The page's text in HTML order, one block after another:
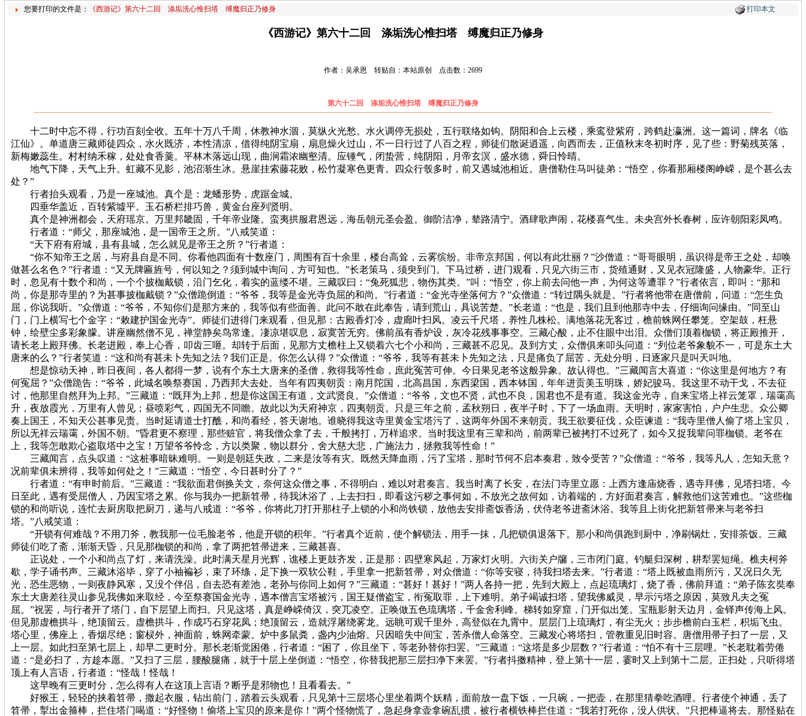
您要打印的文件是： 《西游记》第六十二回 涤垢洗心惟扫塔 缚魔归正乃修身 打印本文
《西游记》第六十二回 涤垢洗心惟扫塔 缚魔归正乃修身
作者：吴承恩 转贴自：本站原创 点击数：2699
第六十二回 涤垢洗心惟扫塔 缚魔归正乃修身
十二时中忘不得，行功百刻全收。五年十万八千周，休教神水涸，莫纵火光愁。水火调停无损处，五行联络如钩。阴阳和合上云楼，乘鸾登紫府，跨鹤赴瀛洲。这一篇词，牌名《临
江仙》。单道唐三藏师徒四众，水火既济，本性清凉，借得纯阴宝扇，扇息燥火过山，不一日行过了八百之程，师徒们散诞逍遥，向西而去，正值秋末冬初时序，见了些：野菊残英落，
新梅嫩蕊生。村村纳禾稼，处处食香羹。平林木落远山现，曲涧霜浓幽壑清。应锺气，闭蛰营，纯阴阳，月帝玄溟，盛水德，舜日怜晴。
地气下降，天气上升。虹藏不见影，池沼渐生冰。悬崖挂索藤花败，松竹凝寒色更青。四众行彀多时，前又遇城池相近。唐僧勒住马叫徒弟：“悟空，你看那厢楼阁峥嵘，是个甚么去
处？”
行者抬头观看，乃是一座城池。真个是：龙蟠形势，虎踞金城。
四垂华盖近，百转紫墟平。玉石桥栏排巧兽，黄金台座列贤明。
真个是神洲都会，天府瑶京。万里邦畿固，千年帝业隆。蛮夷拱服君恩远，海岳朝元圣会盈。御阶洁净，辇路清宁。酒肆歌声闹，花楼喜气生。未央宫外长春树，应许朝阳彩凤鸣。
行者道：“师父，那座城池，是一国帝王之所。”八戒笑道：
“天下府有府城，县有县城，怎么就见是帝王之所？”行者道：
“你不知帝王之居，与府县自是不同。你看他四面有十数座门，周围有百十余里，楼台高耸，云雾缤纷。非帝京邦国，何以有此壮丽？”沙僧道：“哥哥眼明，虽识得是帝王之处，却唤
做甚么名色？”行者道：“又无牌匾旌号，何以知之？须到城中询问，方可知也。”长老策马，须臾到门。下马过桥，进门观看，只见六街三市，货殖通财，又见衣冠隆盛，人物豪华。正行
时，忽见有十数个和尚，一个个披枷戴锁，沿门乞化，着实的蓝缕不堪。三藏叹曰：“兔死狐悲，物伤其类。”叫：“悟空，你上前去问他一声，为何这等遭罪？”行者依言，即叫：“那和
尚，你是那寺里的？为甚事披枷戴锁？”众僧跪倒道：“爷爷，我等是金光寺负屈的和尚。”行者道：“金光寺坐落何方？”众僧道：“转过隅头就是。”行者将他带在唐僧前，问道：“怎生负
屈，你说我听。”众僧道：“爷爷，不知你们是那方来的，我等似有些面善。此问不敢在此奉告，请到荒山，具说苦楚。”长老道：“也是，我们且到他那寺中去，仔细询问缘由。”同至山
门，门上横写七个金字：“敕建护国金光寺”。师徒们进得门来观看，但见那：古殿香灯冷，虚廊叶扫风。凌云千尺塔，养性几株松。满地落花无客过，檐前蛛网任攀笼。空架鼓，枉悬
钟，绘壁尘多彩象朦。讲座幽然僧不见，禅堂静矣鸟常逢。凄凉堪叹息，寂寞苦无穷。佛前虽有香炉设，灰冷花残事事空。三藏心酸，止不住眼中出泪。众僧们顶着枷锁，将正殿推开，
请长老上殿拜佛。长老进殿，奉上心香，叩齿三咂。却转于后面，见那方丈檐柱上又锁着六七个小和尚，三藏甚不忍见。及到方丈，众僧俱来叩头问道：“列位老爷象貌不一，可是东土大
唐来的么？”行者笑道：“这和尚有甚未卜先知之法？我们正是。你怎么认得？”众僧道：“爷爷，我等有甚未卜先知之法，只是痛负了屈苦，无处分明，日逐家只是叫天叫地。
想是惊动天神，昨日夜间，各人都得一梦，说有个东土大唐来的圣僧，救得我等性命，庶此冤苦可伸。今日果见老爷这般异象。故认得也。”三藏闻言大喜道：“你这里是何地方？有
何冤屈？”众僧跪告：“爷爷，此城名唤祭赛国，乃西邦大去处。当年有四夷朝贡：南月陀国，北高昌国，东西梁国，西本钵国，年年进贡美玉明珠，娇妃骏马。我这里不动干戈，不去征
讨，他那里自然拜为上邦。”三藏道：“既拜为上邦，想是你这国王有道，文武贤良。”众僧道：“爷爷，文也不贤，武也不良，国君也不是有道。我这金光寺，自来宝塔上祥云笼罩，瑞霭高
升，夜放霞光，万里有人曾见；昼喷彩气，四国无不同瞻。故此以为天府神京，四夷朝贡。只是三年之前，孟秋朔日，夜半子时，下了一场血雨。天明时，家家害怕，户户生悲。众公卿
奏上国王，不知天公甚事见责。当时延请道士打醮，和尚看经，答天谢地。谁晓得我这寺里黄金宝塔污了，这两年外国不来朝贡。我王欲要征伐，众臣谏道：“我寺里僧人偷了塔上宝贝，
所以无祥云瑞霭，外国不朝。”昏君更不察理，那些赃官，将我僧众拿了去，千般拷打，万样追求。当时我这里有三辈和尚，前两辈已被拷打不过死了，如今又捉我辈问罪枷锁。老爷在
上，我等怎敢欺心盗取塔中之宝！万望爷爷怜念，方以类聚，物以群分，舍大慈大悲，广施法力，拯救我等性命！”
三藏闻言，点头叹道：“这桩事暗昧难明。一则是朝廷失政，二来是汝等有灾。既然天降血雨，污了宝塔，那时节何不启本奏君，致令受苦？”众僧道：“爷爷，我等凡人，怎知天意？
况前辈俱未辨得，我等如何处之！”三藏道：“悟空，今日甚时分了？”
行者道：“有申时前后。”三藏道：“我欲面君倒换关文，奈何这众僧之事，不得明白，难以对君奏言。我当时离了长安，在法门寺里立愿：上西方逢庙烧香，遇寺拜佛，见塔扫塔。今
日至此，遇有受屈僧人，乃因宝塔之累。你与我办一把新笤帚，待我沐浴了，上去扫扫，即看这污秽之事何如，不放光之故何如，访着端的，方好面君奏言，解救他们这苦难也。”这些枷
锁的和尚听说，连忙去厨房取把厨刀，递与八戒道：“爷爷，你将此刀打开那柱子上锁的小和尚铁锁，放他去安排斋饭香汤，伏侍老爷进斋沐浴。我等且上街化把新笤帚来与老爷扫
塔。”八戒笑道：
“开锁有何难哉？不用刀斧，教我那一位毛脸老爷，他是开锁的积年。”行者真个近前，使个解锁法，用手一抹，几把锁俱退落下。那小和尚俱跑到厨中，净刷锅灶，安排茶饭。三藏
师徒们吃了斋，渐渐天昏，只见那枷锁的和尚，拿了两把笤帚进来，三藏甚喜。
正说处，一个小和尚点了灯，来请洗澡。此时满天星月光辉，谯楼上更鼓齐发，正是那：四壁寒风起，万家灯火明。六街关户牖，三市闭门庭。钓艇归深树，耕犁罢短绳。樵夫柯斧
歇，学子诵书声。三藏沐浴毕，穿了小袖褊衫，束了环绦，足下换一双软公鞋，手里拿一把新笤帚，对众僧道：“你等安寝，待我扫塔去来。”行者道：“塔上既被血雨所污，又况日久无
光，恐生恶物，一则夜静风寒，又没个伴侣，自去恐有差池，老孙与你同上如何？”三藏道：“甚好！甚好！”两人各持一把，先到大殿上，点起琉璃灯，烧了香，佛前拜道：“弟子陈玄奘奉
东土大唐差往灵山参见我佛如来取经，今至祭赛国金光寺，遇本僧言宝塔被污，国王疑僧盗宝，衔冤取罪，上下难明。弟子竭诚扫塔，望我佛威灵，早示污塔之原因，莫致凡夫之冤
屈。”祝罢，与行者开了塔门，自下层望上而扫。只见这塔，真是峥嵘倚汉，突兀凌空。正唤做五色琉璃塔，千金舍利峰。梯转如穿窟，门开似出笼。宝瓶影射天边月，金铎声传海上风。
但见那虚檐拱斗，绝顶留云。虚檐拱斗，作成巧石穿花凤；绝顶留云，造就浮屠绕雾龙。远眺可观千里外，高登似在九霄中。层层门上琉璃灯，有尘无火；步步檐前白玉栏，积垢飞虫。
塔心里，佛座上，香烟尽绝；窗棂外，神面前，蛛网牵蒙。炉中多鼠粪，盏内少油熔。只因暗失中间宝，苦杀僧人命落空。三藏发心将塔扫，管教重见旧时容。唐僧用帚子扫了一层，又
上一层。如此扫至第七层上，却早二更时分。那长老渐觉困倦，行者道：“困了，你且坐下，等老孙替你扫罢。”三藏道：“这塔是多少层数？”行者道：“怕不有十三层哩。”长老耽着劳倦
道：“是必扫了，方趁本愿。”又扫了三层，腰酸腿痛，就于十层上坐倒道：“悟空，你替我把那三层扫净下来罢。”行者抖擞精神，登上第十一层，霎时又上到第十二层。正扫处，只听得塔
顶上有人言语，行者道：“怪哉！怪哉！
这早晚有三更时分，怎么得有人在这顶上言语？断乎是邪物也！且看看去。”
好猴王，轻轻的挟着笤帚，撒起衣服，钻出前门，踏着云头观看，只见第十三层塔心里坐着两个妖精，面前放一盘下饭，一只碗，一把壶，在那里猜拳吃酒哩。行者使个神通，丢了
笤帚，掣出金箍棒，拦住塔门喝道：“好怪物！偷塔上宝贝的原来是你！”两个怪物慌了，急起身拿壶拿碗乱掼，被行者横铁棒拦住道：“我若打死你，没人供状。”只把棒逼将去。那怪贴在